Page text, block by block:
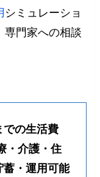
シミュレーショ
専門家への相談
での生活費
・介護・住
蓄・運用可能